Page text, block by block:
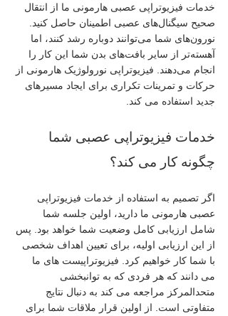
خدمات فیزیوتراپی عصبی هارمونی ما از انتقال
صحیح سیگنال‌های عصبی اطمینان حاصل کنید.
نورون‌های شما می‌توانند دوباره رشد کنند، اما
آهسته‌تر از سایر بافت‌های بدن شما این کار را
انجام می‌دهند. فیزیوتراپی نورولوژیک هارمونی از
حرکات و تمرینات تکراری برای ایجاد مسیرهای
جدید استفاده می کند.
خدمات فیزیوتراپی عصبی شما
چگونه کار می کند؟
اگر تصمیم به استفاده از خدمات فیزیوتراپی
عصبی هارمونی ما دارید، اولین جلسه شما
شامل ارزیابی کامل وضعیت شما خواهد بود. پس
از این ارزیابی اولیه، برای تعیین اهداف شخصی
با شما کار خواهیم کرد. فیزیوتراپیست های ما
می دانند که هر فردی که به توانبخشی
متحدالمرکز مراجعه می کند به دنبال نتایج
متفاوتی است. از اولین قرار ملاقات شما برای